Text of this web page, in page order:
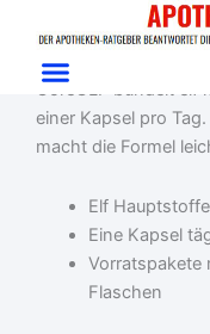
Inhalt
springenCoreGLP Test:
CoreGLP bündelt elf
einer Kapsel pro
macht die Formel
Elf
Eine Kapsel
Vorratspakete
Flaschen